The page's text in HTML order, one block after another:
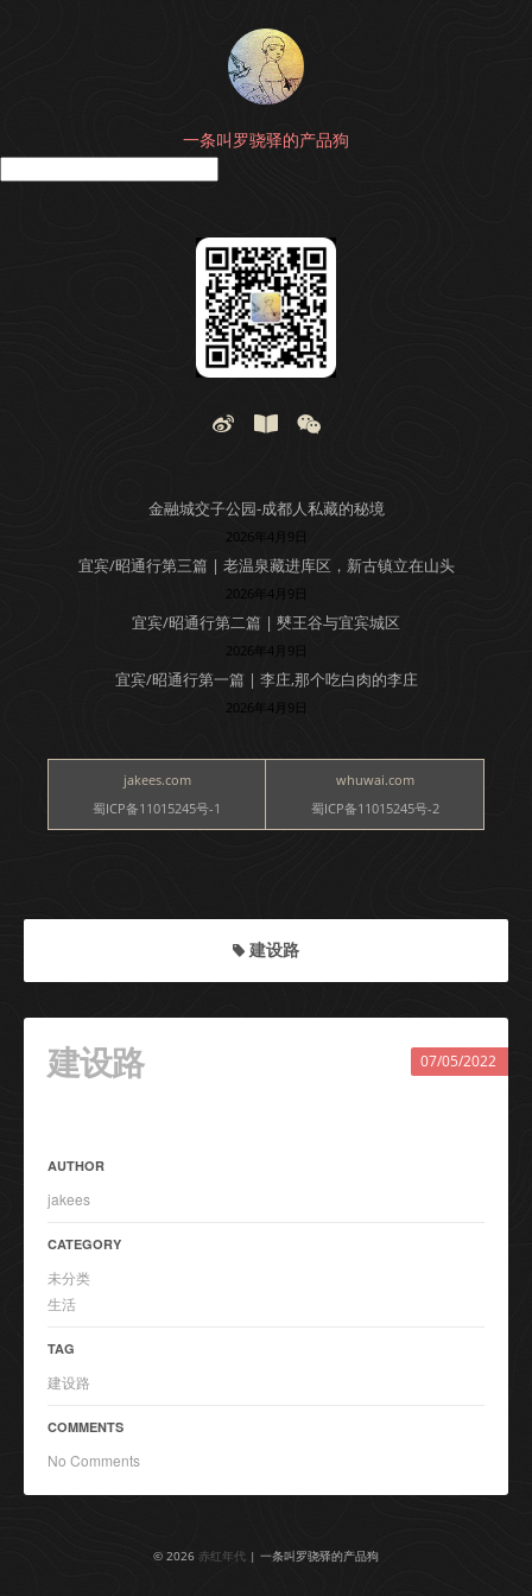
一条叫罗骁驿的产品狗
金融城交子公园-成都人私藏的秘境
2026年4月9日
宜宾/昭通行第三篇 | 老温泉藏进库区，新古镇立在山头
2026年4月9日
宜宾/昭通行第二篇 | 僰王谷与宜宾城区
2026年4月9日
宜宾/昭通行第一篇 | 李庄,那个吃白肉的李庄
2026年4月9日
jakees.com
蜀ICP备11015245号-1
whuwai.com
蜀ICP备11015245号-2
建设路
建设路 07/05/2022
AUTHOR
jakees
CATEGORY
未分类
生活
TAG
建设路
COMMENTS
No Comments
© 2026 赤红年代 | 一条叫罗骁驿的产品狗